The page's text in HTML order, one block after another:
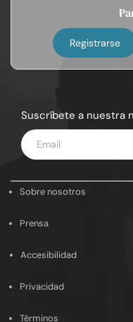
Registrarse
Suscríbete a nuestra
Introduce
tu
Sobre nosotros
Prensa
Accesibilidad
Privacidad
Términos